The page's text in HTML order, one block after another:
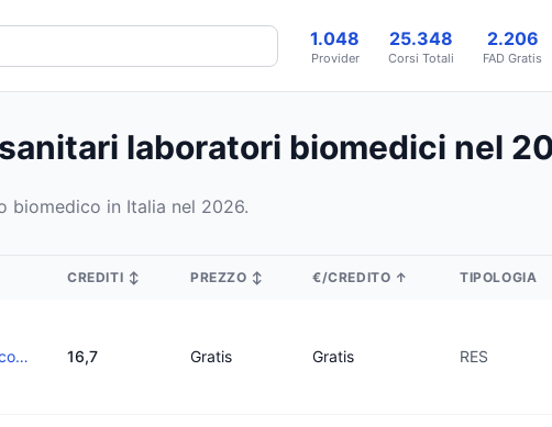
1.048
Provider
25.348
Corsi Totali
2.206
FAD Gratis
laboratori biomedici nel
biomedico in Italia nel 2026.
CREDITI ↕ PREZZO ↕ €/CREDITO ↑ TIPOLOGIA
Istituto Zooprofilattico Sperimentale Abruzzo E Molise G. Caporale 16,7 Gratis Gratis RES